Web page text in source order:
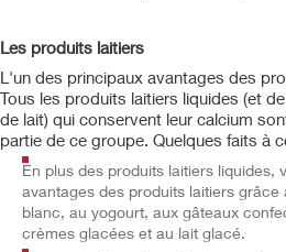
Les produits laitiers
L'un des principaux avantages des
Tous les produits laitiers liquides (et
de lait) qui conservent leur calcium
partie de ce groupe. Quelques faits à
En plus des produits laitiers liquides,
avantages des produits laitiers
blanc, au yogourt, aux gâteaux
crèmes glacées et au lait glacé.